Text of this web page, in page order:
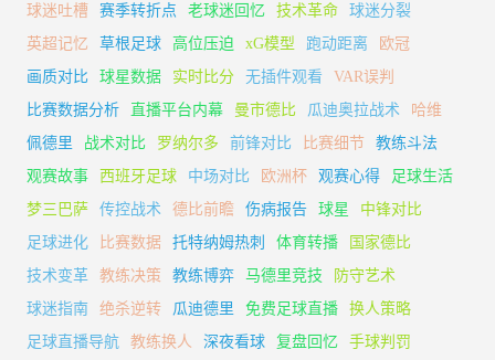
球迷吐槽
赛季转折点 老球迷回忆 技术革命
球迷分裂
英超记忆
草根足球 高位压迫 xG模型 跑动距离
欧冠
画质对比
球星数据 实时比分 无插件观看
VAR误判
比赛数据分析
直播平台内幕 曼市德比 瓜迪奥拉战术
哈维
佩德里
战术对比 罗纳尔多 前锋对比 比赛细节
教练斗法
观赛故事
西班牙足球 中场对比 欧洲杯 观赛心得
足球生活
梦三巴萨
传控战术 德比前瞻 伤病报告 球星
中锋对比
足球进化
比赛数据 托特纳姆热刺 体育转播
国家德比
技术变革
教练决策 教练博弈 马德里竞技
防守艺术
球迷指南
绝杀逆转 瓜迪德里 免费足球直播
换人策略
足球直播导航
教练换人 深夜看球 复盘回忆
手球判罚